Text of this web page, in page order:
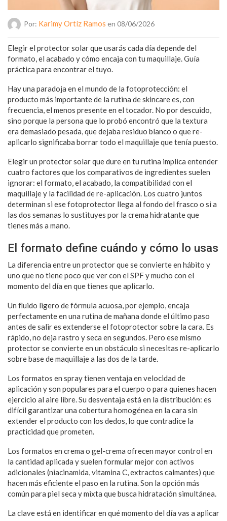
Por: Karimy Ortíz Ramos en 08/06/2026
Elegir el protector solar que usarás cada día depende del
formato, el acabado y cómo encaja con tu maquillaje. Guía
práctica para encontrar el tuyo.
Hay una paradoja en el mundo de la fotoprotección: el
producto más importante de la rutina de skincare es, con
frecuencia, el menos presente en el tocador. No por descuido,
sino porque la persona que lo probó encontró que la textura
era demasiado pesada, que dejaba residuo blanco o que re-
aplicarlo significaba borrar todo el maquillaje que tenía puesto.
Elegir un protector solar que dure en tu rutina implica entender
cuatro factores que los comparativos de ingredientes suelen
ignorar: el formato, el acabado, la compatibilidad con el
maquillaje y la facilidad de re-aplicación. Los cuatro juntos
determinan si ese fotoprotector llega al fondo del frasco o si a
las dos semanas lo sustituyes por la crema hidratante que
tienes más a mano.
El formato define cuándo y cómo lo usas
La diferencia entre un protector que se convierte en hábito y
uno que no tiene poco que ver con el SPF y mucho con el
momento del día en que tienes que aplicarlo.
Un fluido ligero de fórmula acuosa, por ejemplo, encaja
perfectamente en una rutina de mañana donde el último paso
antes de salir es extenderse el fotoprotector sobre la cara. Es
rápido, no deja rastro y seca en segundos. Pero ese mismo
protector se convierte en un obstáculo si necesitas re-aplicarlo
sobre base de maquillaje a las dos de la tarde.
Los formatos en spray tienen ventaja en velocidad de
aplicación y son populares para el cuerpo o para quienes hacen
ejercicio al aire libre. Su desventaja está en la distribución: es
difícil garantizar una cobertura homogénea en la cara sin
extender el producto con los dedos, lo que contradice la
practicidad que prometen.
Los formatos en crema o gel-crema ofrecen mayor control en
la cantidad aplicada y suelen formular mejor con activos
adicionales (niacinamida, vitamina C, extractos calmantes) que
hacen más eficiente el paso en la rutina. Son la opción más
común para piel seca y mixta que busca hidratación simultánea.
La clave está en identificar en qué momento del día vas a aplicar